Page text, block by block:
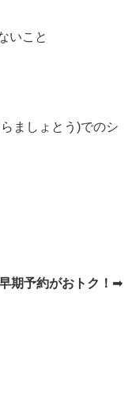
いこと
ましょとう)でのシ
期予約がおトク！ ➡